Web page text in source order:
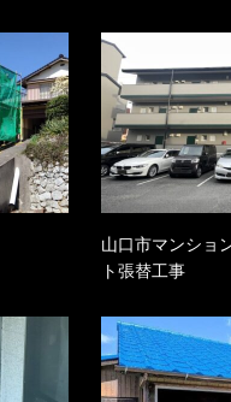
山口市マンショ
ト張替工事